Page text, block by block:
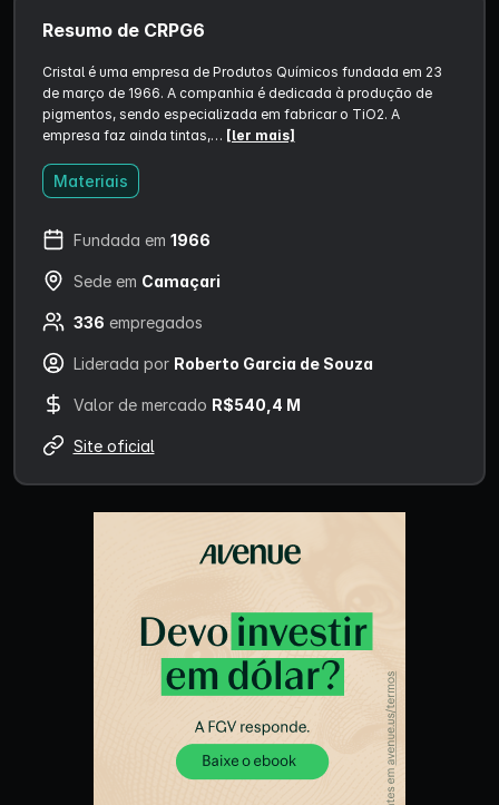
Resumo de CRPG6
Cristal é uma empresa de Produtos Químicos fundada em 23
de março de 1966. A companhia é dedicada à produção de
pigmentos, sendo especializada em fabricar o TiO2. A
empresa faz ainda tintas,… [ler mais]
Materiais
Fundada em 1966
Sede em Camaçari
336 empregados
Liderada por Roberto Garcia de Souza
Valor de mercado R$540,4 M
Site oficial